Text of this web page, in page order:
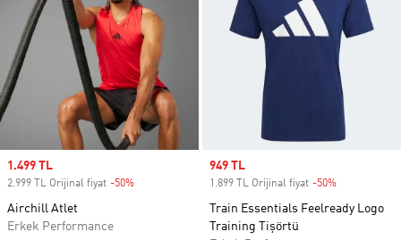
Sale price
1.499 TL
2.999 TL Orijinal fiyat -50%
Airchill Atlet
Erkek Performance
Sale price
949 TL
1.899 TL Orijinal fiyat -50%
Train Essentials Feelready Logo
Training Tişörtü